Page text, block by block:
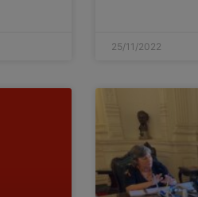
25/11/2022